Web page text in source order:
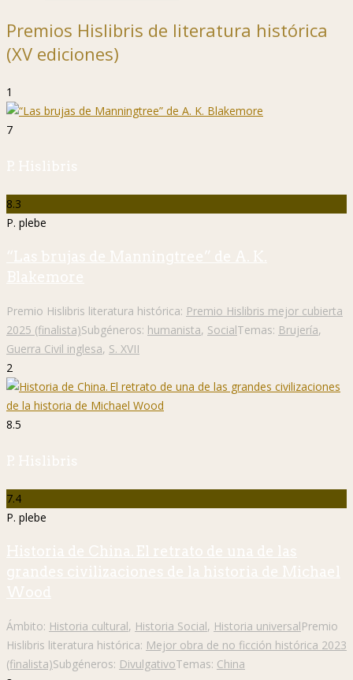
Premios Hislibris de literatura histórica
(XV ediciones)
1
7
P. Hislibris
8.3
P. plebe
“Las brujas de Manningtree” de A. K.
Blakemore
Premio Hislibris literatura histórica: Premio Hislibris mejor cubierta
2025 (finalista)Subgéneros: humanista, SocialTemas: Brujería,
Guerra Civil inglesa, S. XVII
2
8.5
P. Hislibris
7.4
P. plebe
Historia de China. El retrato de una de las
grandes civilizaciones de la historia de Michael
Wood
Ámbito: Historia cultural, Historia Social, Historia universalPremio
Hislibris literatura histórica: Mejor obra de no ficción histórica 2023
(finalista)Subgéneros: DivulgativoTemas: China